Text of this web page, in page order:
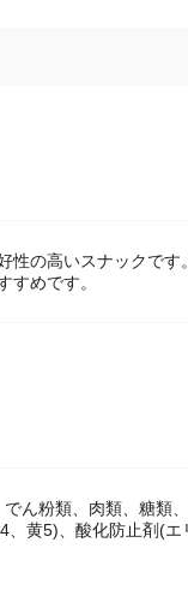
の高いスナックです。
めです。
ん粉類、肉類、糖類
黄5)、酸化防止剤(エ